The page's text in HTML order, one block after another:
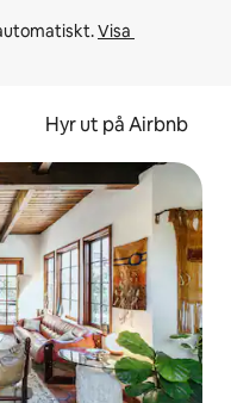
Visa
Hyr ut på Airbnb